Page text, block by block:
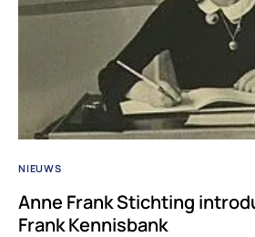
NIEUWS
Anne Frank Stichting
Frank Kennisbank